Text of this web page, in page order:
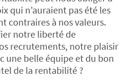
qui n’auraient pas été les
contraires à nos valeurs.
notre liberté de
recrutements, notre plaisir
une belle équipe et du bon
de la rentabilité ?